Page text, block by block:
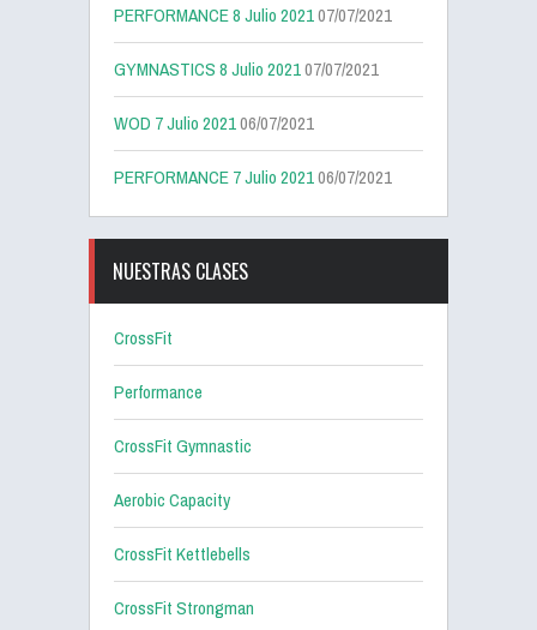
PERFORMANCE 8 Julio 202107/07/2021
GYMNASTICS 8 Julio 202107/07/2021
WOD 7 Julio 202106/07/2021
PERFORMANCE 7 Julio 202106/07/2021
NUESTRAS CLASES
CrossFit
Performance
CrossFit Gymnastic
Aerobic Capacity
CrossFit Kettlebells
CrossFit Strongman